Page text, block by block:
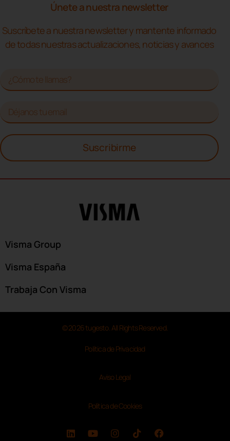
Únete a nuestra newsletter
Suscríbete a nuestra newsletter y mantente informado
de todas nuestras actualizaciones, noticias y avances
Suscribirme
Visma Group
Visma España
Trabaja Con Visma
© 2026 tugesto. All Rights Reserved.
Política de Privacidad
Aviso Legal
Política de Cookies